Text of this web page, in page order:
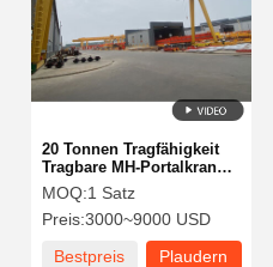
20 Tonnen Tragfähigkeit
Tragbare MH-Portalkran
mit Höhenverstellung und
Fernbedienung
MOQ:1 Satz
Preis:3000~9000 USD
Bestpreis
Plaudern